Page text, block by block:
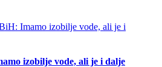
izobilje vode, ali je i dalje